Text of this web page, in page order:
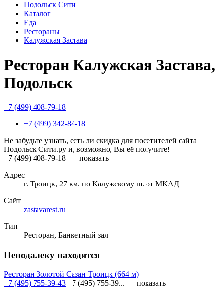
Подольск Сити
Каталог
Еда
Рестораны
Калужская Застава
Ресторан Калужская Застава,
Подольск
+7 (499) 408-79-18
+7 (499) 342-84-18
Не забудьте узнать, есть ли скидка для посетителей сайта
Подольск Сити.ру и, возможно, Вы её получите!
+7 (499) 408-79-18 — показать
Адрес
г. Троицк, 27 км. по Калужскому ш. от МКАД
Сайт
zastavarest.ru
Тип
Ресторан, Банкетный зал
Неподалеку находятся
Ресторан Золотой Сазан Троицк (664 м)
+7 (495) 755-39-43 +7 (495) 755-39... — показать